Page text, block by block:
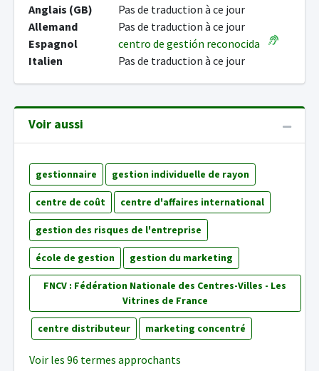
Anglais (GB)
Pas de traduction à ce jour
Allemand
Pas de traduction à ce jour
Espagnol
centro de gestión reconocida
Italien
Pas de traduction à ce jour
Voir aussi
gestionnaire gestion individuelle de rayon
centre de coût centre d'affaires international
gestion des risques de l'entreprise
école de gestion gestion du marketing
FNCV : Fédération Nationale des Centres-Villes - Les
Vitrines de France
centre distributeur marketing concentré
Voir les 96 termes approchants